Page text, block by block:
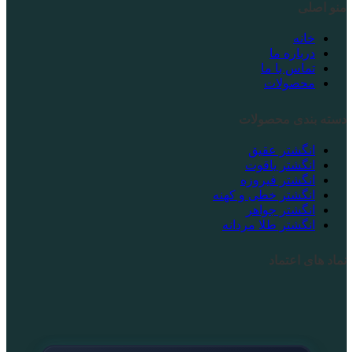
منو اصلی
خانه
درباره ما
تماس با ما
محصولات
دسته بندی محصولات
انگشتر عقیق
انگشتر یاقوت
انگشتر فیروزه
انگشتر خطی و کهنه
انگشتر جواهر
انگشتر طلا مردانه
نماد های اعتماد